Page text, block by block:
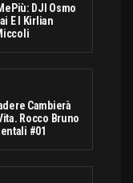
DJI Osmo
E I Kirlian
Cambierà
Rocco Bruno
#01